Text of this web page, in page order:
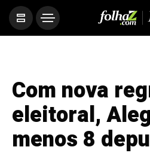
Com nova
eleitoral,
menos 8